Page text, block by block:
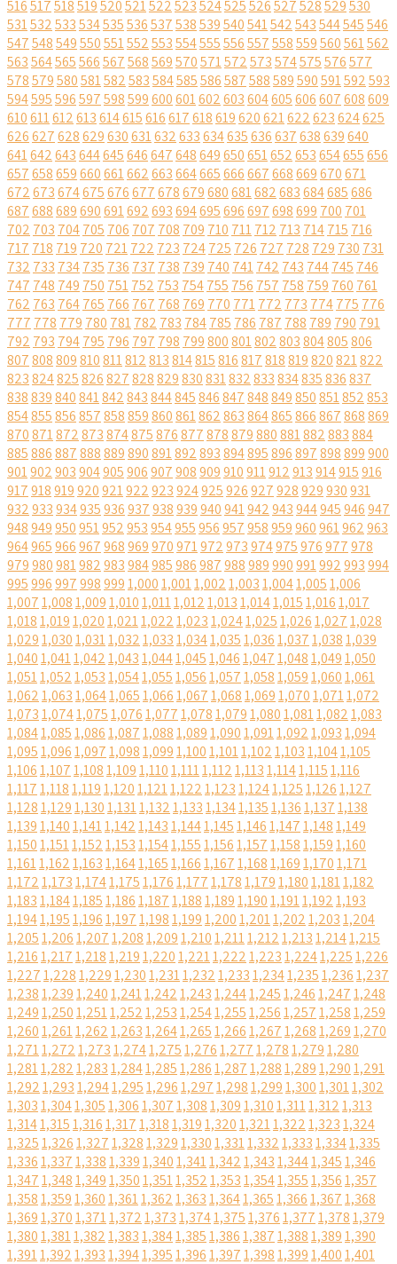
516517518519520521522523524525526527528529530
531532533534535536537538539540541542543544545546
547548549550551552553554555556557558559560561562
563564565566567568569570571572573574575576577
578579580581582583584585586587588589590591592593
594595596597598599600601602603604605606607608609
610611612613614615616617618619620621622623624625
626627628629630631632633634635636637638639640
641642643644645646647648649650651652653654655656
657658659660661662663664665666667668669670671
672673674675676677678679680681682683684685686
687688689690691692693694695696697698699 700 701
702 703 704705 706 707 708 709 710 711712 713 714715 716
717 718 719 720 721722 723 724725 726 727 728 729 730 731
732 733 734735 736 737 738 739 740 741742 743 744745 746
747 748 749 750 751752 753 754755 756 757 758 759 760 761
762 763 764765 766 767 768 769 770 771772 773 774775 776
777 778 779 780 781782 783 784785 786 787 788 789 790 791
792 793 794795 796 797 798 799800801802803804805806
807808809810811812813814815816817818819820821822
823824825826827828829830831832833834835836837
838839840841842843844845846847848849850851852853
854855856857858859860861862863864865866867868869
870871872873874875876877878879880881882883884
885886887888889890891892893894895896897898899900
901902903904905906907908909910911912913914915916
917918919920921922923924925926927928929930931
932933934935936937938939940941942943944945946947
948949950951952953954955956957958959960961962963
964965966967968969970971972973974975976977978
979980981982983984985986987988989990991992993994
9959969979989991,0001,0011,0021,0031,0041,0051,006
1,0071,0081,0091,0101,0111,0121,0131,0141,0151,0161,017
1,0181,0191,0201,0211,0221,0231,0241,0251,0261,0271,028
1,0291,0301,0311,0321,0331,0341,0351,0361,0371,0381,039
1,0401,0411,0421,0431,0441,0451,0461,0471,0481,0491,050
1,0511,0521,0531,0541,0551,0561,0571,0581,0591,0601,061
1,0621,0631,0641,0651,0661,0671,0681,0691,0701,0711,072
1,0731,0741,0751,0761,0771,0781,0791,0801,0811,0821,083
1,0841,0851,0861,0871,0881,0891,0901,0911,0921,0931,094
1,0951,0961,0971,0981,0991,1001,1011,1021,1031,1041,105
1,1061,1071,1081,1091,1101,1111,1121,1131,1141,1151,116
1,1171,1181,1191,1201,1211,1221,1231,1241,1251,1261,127
1,1281,1291,1301,1311,1321,1331,1341,1351,1361,1371,138
1,1391,1401,1411,1421,1431,1441,1451,1461,1471,1481,149
1,1501,1511,1521,1531,1541,1551,1561,1571,1581,1591,160
1,1611,1621,1631,1641,1651,1661,1671,1681,1691,1701,171
1,1721,1731,1741,1751,1761,1771,1781,1791,1801,1811,182
1,1831,1841,1851,1861,1871,1881,1891,1901,1911,1921,193
1,1941,1951,1961,1971,1981,1991,2001,2011,2021,2031,204
1,2051,2061,2071,2081,2091,2101,2111,2121,2131,2141,215
1,2161,2171,2181,2191,2201,2211,2221,2231,2241,2251,226
1,2271,2281,2291,2301,2311,2321,2331,2341,2351,2361,237
1,2381,2391,2401,2411,2421,2431,2441,2451,2461,2471,248
1,2491,2501,2511,2521,2531,2541,2551,2561,2571,2581,259
1,2601,2611,2621,2631,2641,2651,2661,2671,2681,2691,270
1,2711,2721,2731,2741,2751,2761,2771,2781,2791,280
1,2811,2821,2831,2841,2851,2861,2871,2881,2891,2901,291
1,2921,2931,2941,2951,2961,2971,2981,2991,3001,3011,302
1,3031,3041,3051,3061,3071,3081,3091,3101,3111,3121,313
1,3141,3151,3161,3171,3181,3191,3201,3211,3221,3231,324
1,3251,3261,3271,3281,3291,3301,3311,3321,3331,3341,335
1,3361,3371,3381,3391,3401,3411,3421,3431,3441,3451,346
1,3471,3481,3491,3501,3511,3521,3531,3541,3551,3561,357
1,3581,3591,3601,3611,3621,3631,3641,3651,3661,3671,368
1,3691,3701,3711,3721,3731,3741,3751,3761,3771,3781,379
1,3801,3811,3821,3831,3841,3851,3861,3871,3881,3891,390
1,3911,3921,3931,3941,3951,3961,3971,3981,3991,4001,401